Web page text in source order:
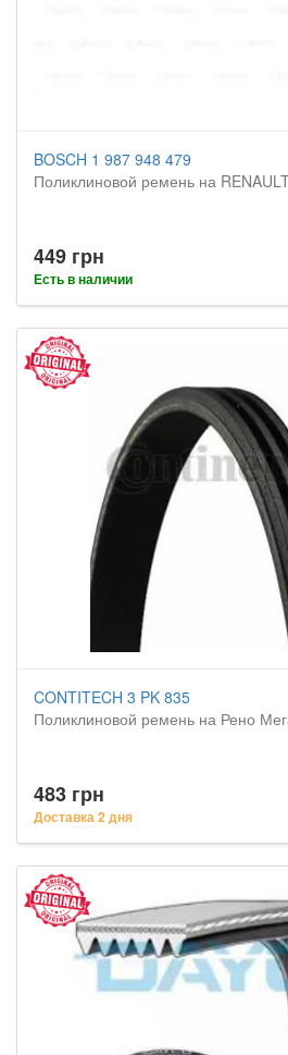
BOSCH 1 987 948 479
Поликлиновой ремень на
449 грн
Есть в наличии
CONTITECH 3 PK 835
Поликлиновой ремень на Рено
483 грн
Доставка 2 дня